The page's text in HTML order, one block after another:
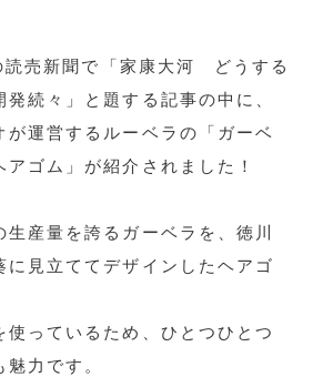
売新聞で「家康大河 どうする
続々」と題する記事の中に、
が運営するルーベラの「ガーベ
ゴム」が紹介されました！
生産量を誇るガーベラを、徳川
に見立ててデザインしたヘアゴ
使っているため、ひとつひとつ
力です。